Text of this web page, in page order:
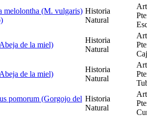
melolontha (M. vulgaris) Historia
Natural
de la miel)
Historia
Natural
de la miel)
Historia
Natural
pomorum (Gorgojo del Historia
Natural